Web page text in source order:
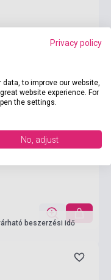
beszerzési idő
Privacy policy
to improve our website,
website experience. For
the settings.
No, adjust